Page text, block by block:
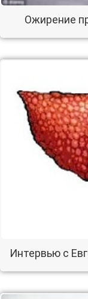
Ожирение
Интервью с